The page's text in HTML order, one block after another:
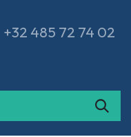
+32 485 72 74 02